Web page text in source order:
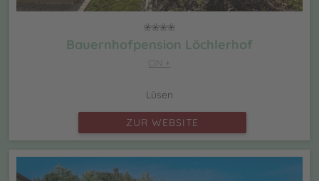
Bauernhofpension Löchlerhof
CIN +
Lüsen
ZUR WEBSITE